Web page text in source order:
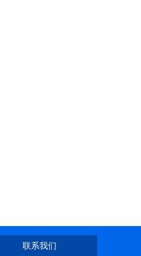
联系我们